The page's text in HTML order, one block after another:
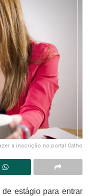
a inscrição no portal Catho
estágio para entrar